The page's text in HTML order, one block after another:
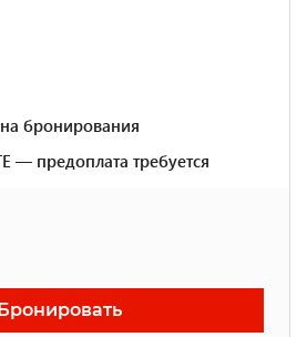
бронирования
предоплата требуется